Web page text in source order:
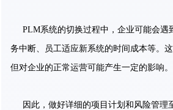
PLM系统的切换过程中，企业可能会遇
务中断、员工适应新系统的时间成本等。
但对企业的正常运营可能产生一定的影响。
因此，做好详细的项目计划和风险管理